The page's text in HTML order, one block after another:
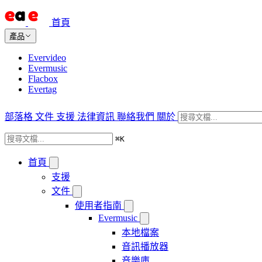
首頁
產品
Evervideo
Evermusic
Flacbox
Evertag
部落格 文件 支援 法律資訊 聯絡我們 關於
⌘K
首頁
支援
文件
使用者指南
Evermusic
本地檔案
音訊播放器